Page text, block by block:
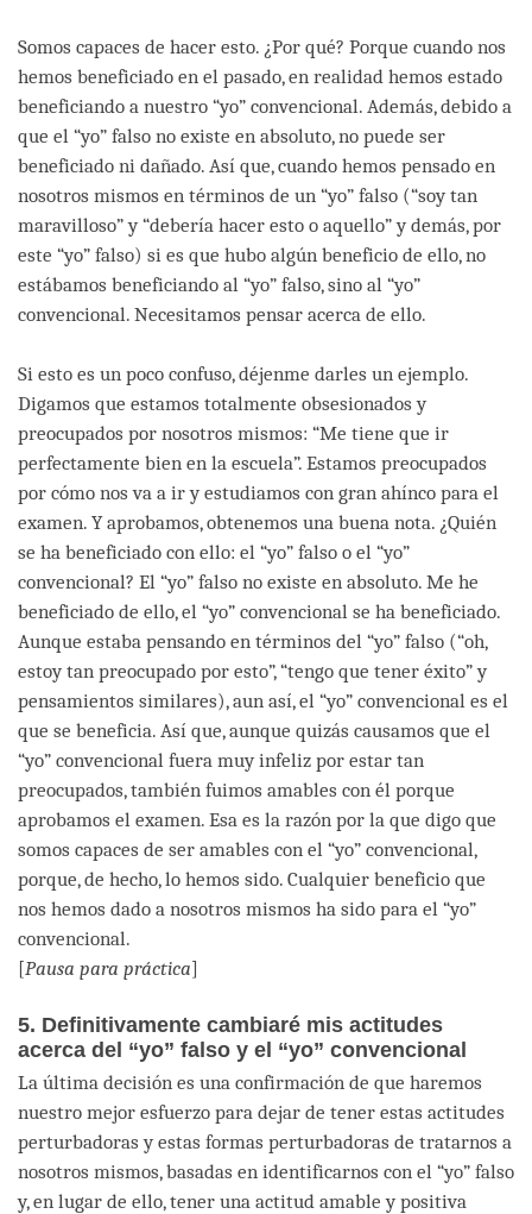
Somos capaces de hacer esto. ¿Por qué? Porque cuando nos
hemos beneficiado en el pasado, en realidad hemos estado
beneficiando a nuestro “yo” convencional. Además, debido a
que el “yo” falso no existe en absoluto, no puede ser
beneficiado ni dañado. Así que, cuando hemos pensado en
nosotros mismos en términos de un “yo” falso (“soy tan
maravilloso” y “debería hacer esto o aquello” y demás, por
este “yo” falso) si es que hubo algún beneficio de ello, no
estábamos beneficiando al “yo” falso, sino al “yo”
convencional. Necesitamos pensar acerca de ello.
Si esto es un poco confuso, déjenme darles un ejemplo.
Digamos que estamos totalmente obsesionados y
preocupados por nosotros mismos: “Me tiene que ir
perfectamente bien en la escuela”. Estamos preocupados
por cómo nos va a ir y estudiamos con gran ahínco para el
examen. Y aprobamos, obtenemos una buena nota. ¿Quién
se ha beneficiado con ello: el “yo” falso o el “yo”
convencional? El “yo” falso no existe en absoluto. Me he
beneficiado de ello, el “yo” convencional se ha beneficiado.
Aunque estaba pensando en términos del “yo” falso (“oh,
estoy tan preocupado por esto”, “tengo que tener éxito” y
pensamientos similares), aun así, el “yo” convencional es el
que se beneficia. Así que, aunque quizás causamos que el
“yo” convencional fuera muy infeliz por estar tan
preocupados, también fuimos amables con él porque
aprobamos el examen. Esa es la razón por la que digo que
somos capaces de ser amables con el “yo” convencional,
porque, de hecho, lo hemos sido. Cualquier beneficio que
nos hemos dado a nosotros mismos ha sido para el “yo”
convencional.
[Pausa para práctica]
5. Definitivamente cambiaré mis actitudes
acerca del “yo” falso y el “yo” convencional
La última decisión es una confirmación de que haremos
nuestro mejor esfuerzo para dejar de tener estas actitudes
perturbadoras y estas formas perturbadoras de tratarnos a
nosotros mismos, basadas en identificarnos con el “yo” falso
y, en lugar de ello, tener una actitud amable y positiva